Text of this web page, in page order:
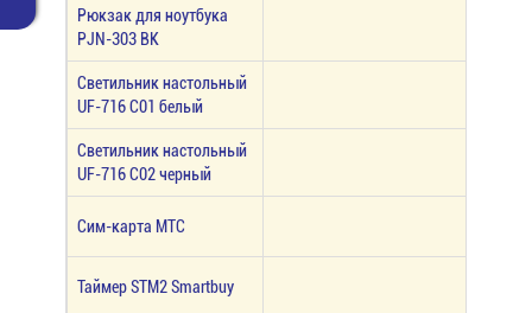
Рюкзак для ноутбука
PJN-303 BK
Светильник настольный
UF-716 С01 белый
Светильник настольный
UF-716 С02 черный
Сим-карта МТС
Таймер STM2 Smartbuy